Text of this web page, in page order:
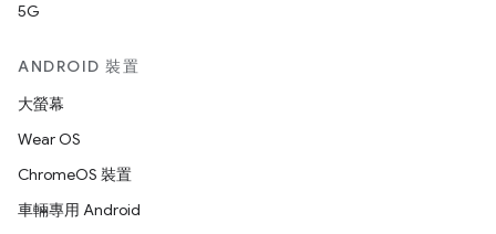
5G
ANDROID 裝置
大螢幕
Wear OS
ChromeOS 裝置
車輛專用 Android